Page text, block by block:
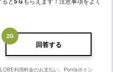
2G
回答する
利用料金のお支払い、Pontaポイン